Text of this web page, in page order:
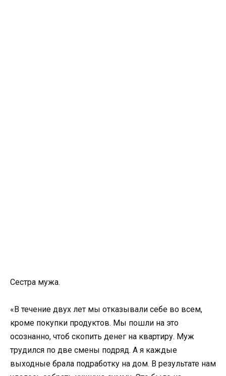
Сестра мужа.
«В течение двух лет мы отказывали себе во всем,
кроме покупки продуктов. Мы пошли на это
осознанно, чтоб скопить денег на квартиру. Муж
трудился по две смены подряд. А я каждые
выходные брала подработку на дом. В результате нам